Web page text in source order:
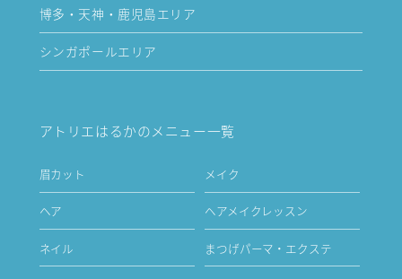
博多・天神・鹿児島エリア
シンガポールエリア
アトリエはるかのメニュー一覧
眉カット メイク
ヘア ヘアメイクレッスン
ネイル まつげパーマ・エクステ